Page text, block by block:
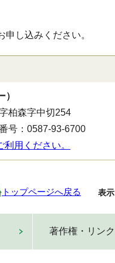
し込みください。
柏森字中切254
号：0587-93-6700
用ください。
トップページへ戻る 表示
著作権・リンク